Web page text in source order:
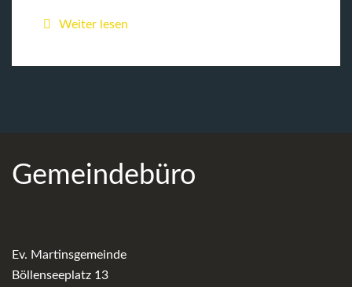
Weiter lesen
Gemeindebüro
Ev. Martinsgemeinde
Böllenseeplatz 13